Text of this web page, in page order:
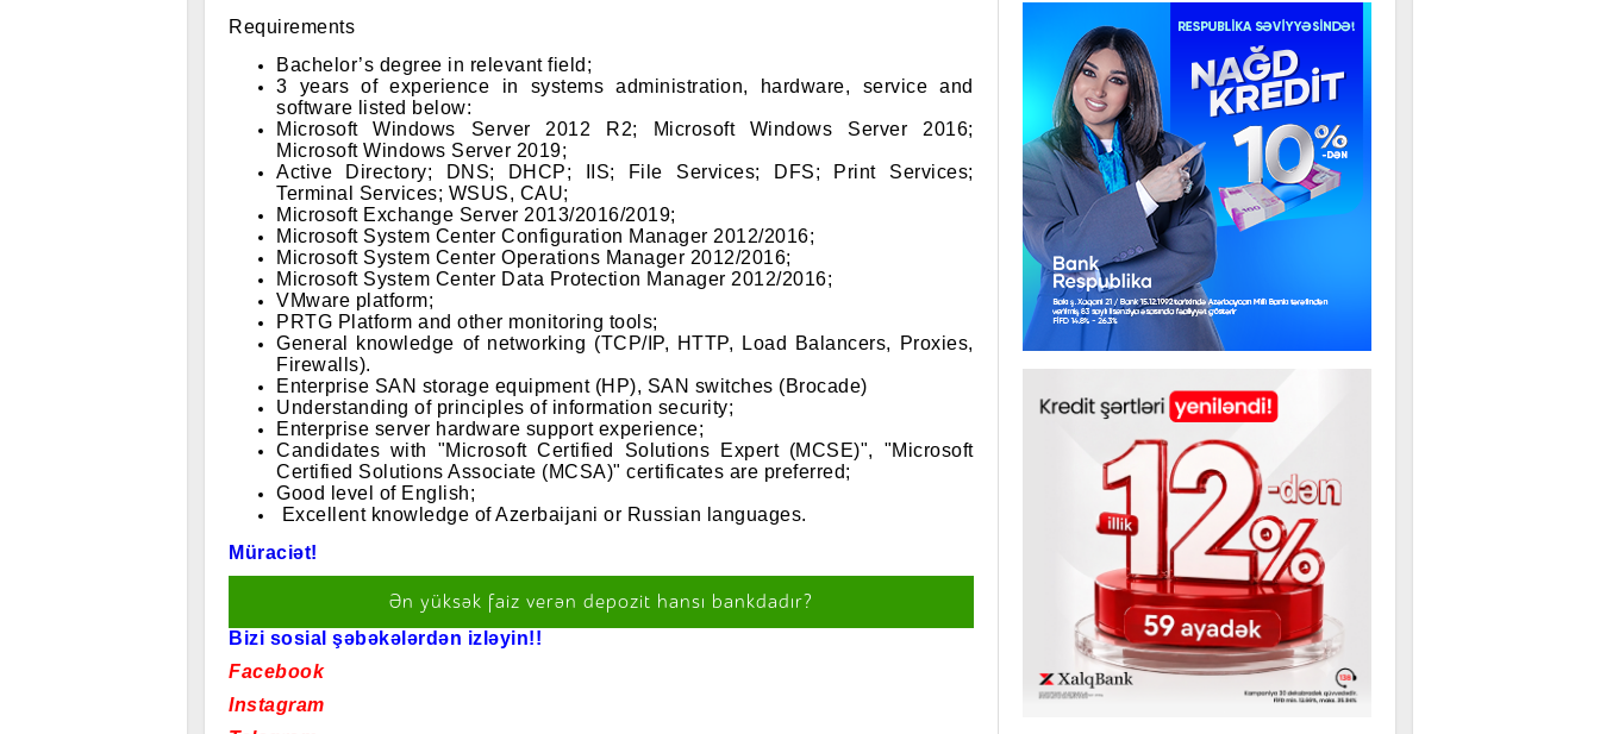
Requirements
Bachelor’s degree in relevant field;
3 years of experience in systems administration, hardware, service and
software listed below:
Microsoft Windows Server 2012 R2; Microsoft Windows Server 2016;
Microsoft Windows Server 2019;
Active Directory; DNS; DHCP; IIS; File Services; DFS; Print Services;
Terminal Services; WSUS, CAU;
Microsoft Exchange Server 2013/2016/2019;
Microsoft System Center Configuration Manager 2012/2016;
Microsoft System Center Operations Manager 2012/2016;
Microsoft System Center Data Protection Manager 2012/2016;
VMware platform;
PRTG Platform and other monitoring tools;
General knowledge of networking (TCP/IP, HTTP, Load Balancers, Proxies,
Firewalls).
Enterprise SAN storage equipment (HP), SAN switches (Brocade)
Understanding of principles of information security;
Enterprise server hardware support experience;
Candidates with "Microsoft Certified Solutions Expert (MCSE)", "Microsoft
Certified Solutions Associate (MCSA)" certificates are preferred;
Good level of English;
Excellent knowledge of Azerbaijani or Russian languages.
Müraciət!
Ən yüksək faiz verən depozit hansı bankdadır?
Bizi sosial şəbəkələrdən izləyin!!
Facebook
Instagram